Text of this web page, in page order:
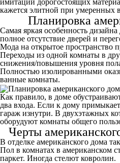
имитаций дорогостоящих
кажется элитной при умеренных
Планировка
Самая яркая особенность
полное отсутствие дверей и
Мода на открытое
Переходы из одной комнаты в
снижения/повышения уровня
Полностью изолированными
ванные комнаты.
Как правило, в доме
два входа. Если к дому
гараж изнутри. В двухэтажных
оборудуют комнаты общего
Черты
В отделке американского дома
Пол в комнатах в американском
паркет. Иногда стелют ковролин.